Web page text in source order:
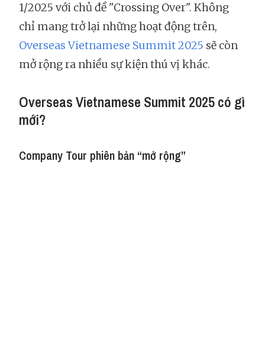
1/2025 với chủ đề "Crossing Over". Không
chỉ mang trở lại những hoạt động trên,
Overseas Vietnamese Summit 2025 sẽ còn
mở rộng ra nhiều sự kiện thú vị khác.
Overseas Vietnamese Summit 2025 có gì
mới?
Company Tour phiên bản “mở rộng”